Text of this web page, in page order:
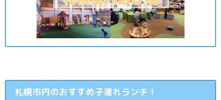
札幌市内のおすすめ子連れランチ！